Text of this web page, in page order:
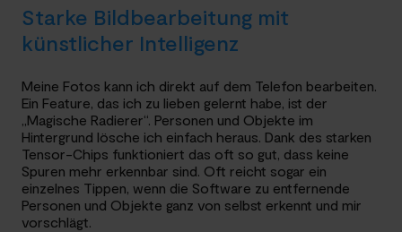
Starke Bildbearbeitung mit
künstlicher Intelligenz
Meine Fotos kann ich direkt auf dem Telefon bearbeiten.
Ein Feature, das ich zu lieben gelernt habe, ist der
„Magische Radierer“. Personen und Objekte im
Hintergrund lösche ich einfach heraus. Dank des starken
Tensor-Chips funktioniert das oft so gut, dass keine
Spuren mehr erkennbar sind. Oft reicht sogar ein
einzelnes Tippen, wenn die Software zu entfernende
Personen und Objekte ganz von selbst erkennt und mir
vorschlägt.